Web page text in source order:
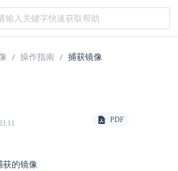
操作指南 捕获镜像
PDF
获的镜像